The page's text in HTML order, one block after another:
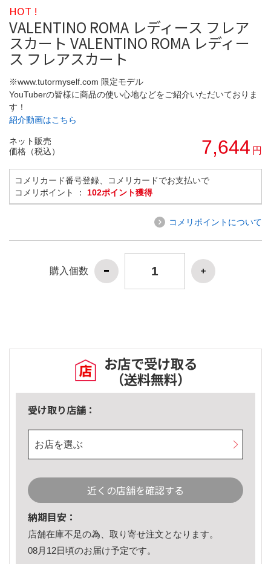
HOT !
VALENTINO ROMA レディース フレア
スカート VALENTINO ROMA レディー
ス フレアスカート
※www.tutormyself.com 限定モデル
YouTuberの皆様に商品の使い心地などをご紹介いただいておりま
す！
紹介動画はこちら
ネット販売
価格（税込）
7,644 円
コメリカード番号登録、コメリカードでお支払いで
コメリポイント ： 102ポイント獲得
コメリポイントについて
購入個数
お店で受け取る
（送料無料）
受け取り店舗：
お店を選ぶ
近くの店舗を確認する
納期目安：
店舗在庫不足の為、取り寄せ注文となります。
08月12日頃のお届け予定です。